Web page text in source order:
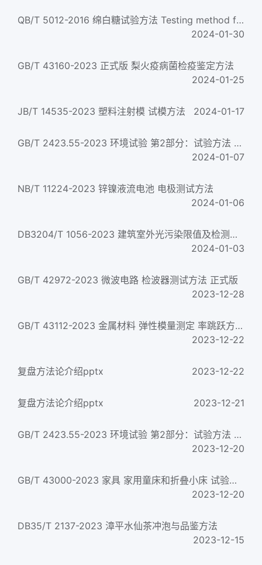
QB/T 5012-2016 绵白糖试验方法 Testing method for white soft sugar
2024-01-30
GB/T 43160-2023 正式版 梨火疫病菌检疫鉴定方法
2024-01-25
JB/T 14535-2023 塑料注射模 试模方法 2024-01-17
GB/T 2423.55-2023 环境试验 第2部分：试验方法 试验Eh：锤击试验
2024-01-07
NB/T 11224-2023 锌镍液流电池 电极测试方法
2024-01-06
DB3204/T 1056-2023 建筑室外光污染限值及检测方法
2024-01-03
GB/T 42972-2023 微波电路 检波器测试方法 正式版
2023-12-28
GB/T 43112-2023 金属材料 弹性模量测定 率跳跃方法 正式版
2023-12-22
复盘方法论介绍pptx 2023-12-22
复盘方法论介绍pptx 2023-12-21
GB/T 2423.55-2023 环境试验 第2部分：试验方法 试验Eh：锤击试验 正式版
2023-12-20
GB/T 43000-2023 家具 家用童床和折叠小床 试验方法 正式版
2023-12-20
DB35/T 2137-2023 漳平水仙茶冲泡与品鉴方法
2023-12-15